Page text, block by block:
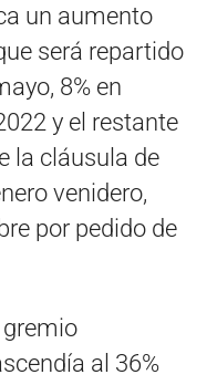
un aumento
será repartido
8% en
y el restante
la cláusula de
venidero,
por pedido de
gremio
al 36%